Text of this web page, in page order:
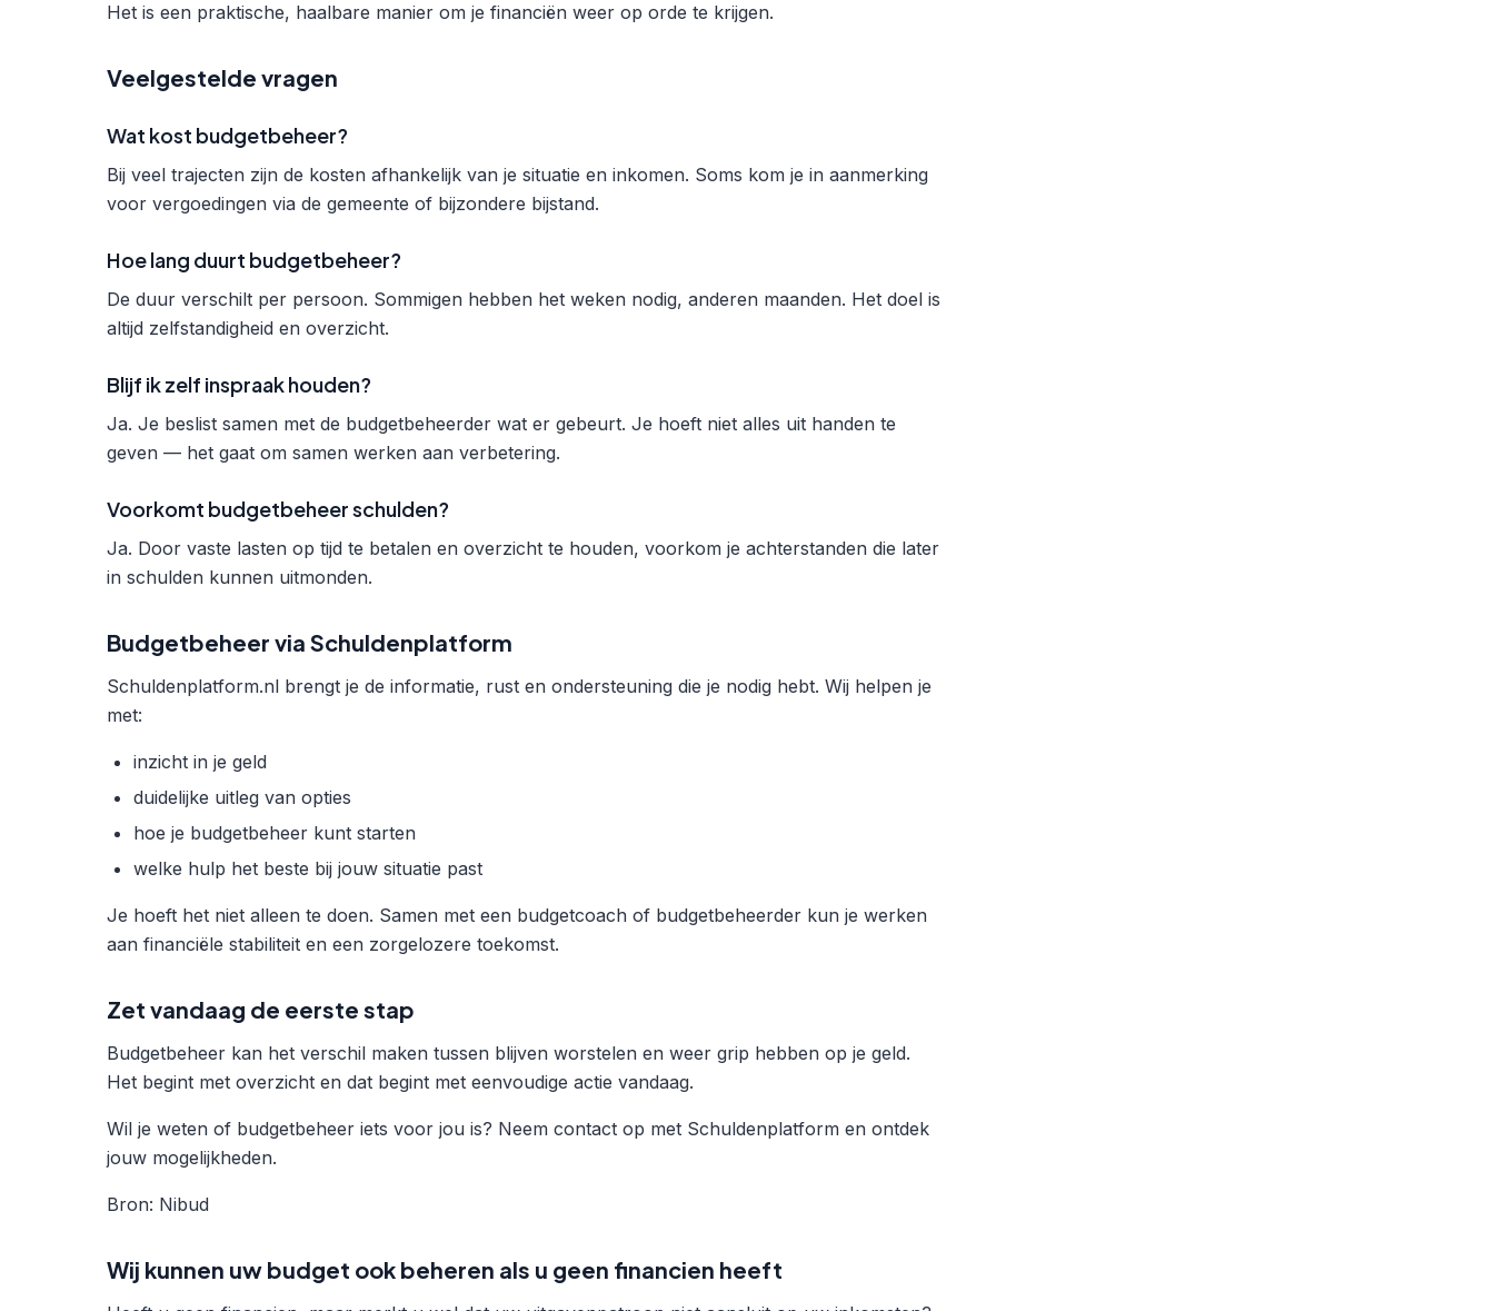
Het is een praktische, haalbare manier om je financiën weer op orde te krijgen.
Veelgestelde vragen
Wat kost budgetbeheer?
Bij veel trajecten zijn de kosten afhankelijk van je situatie en inkomen. Soms kom je in aanmerking
voor vergoedingen via de gemeente of bijzondere bijstand.
Hoe lang duurt budgetbeheer?
De duur verschilt per persoon. Sommigen hebben het weken nodig, anderen maanden. Het doel is
altijd zelfstandigheid en overzicht.
Blijf ik zelf inspraak houden?
Ja. Je beslist samen met de budgetbeheerder wat er gebeurt. Je hoeft niet alles uit handen te
geven — het gaat om samen werken aan verbetering.
Voorkomt budgetbeheer schulden?
Ja. Door vaste lasten op tijd te betalen en overzicht te houden, voorkom je achterstanden die later
in schulden kunnen uitmonden.
Budgetbeheer via Schuldenplatform
Schuldenplatform.nl brengt je de informatie, rust en ondersteuning die je nodig hebt. Wij helpen je
met:
inzicht in je geld
duidelijke uitleg van opties
hoe je budgetbeheer kunt starten
welke hulp het beste bij jouw situatie past
Je hoeft het niet alleen te doen. Samen met een budgetcoach of budgetbeheerder kun je werken
aan financiële stabiliteit en een zorgelozere toekomst.
Zet vandaag de eerste stap
Budgetbeheer kan het verschil maken tussen blijven worstelen en weer grip hebben op je geld.
Het begint met overzicht en dat begint met eenvoudige actie vandaag.
Wil je weten of budgetbeheer iets voor jou is? Neem contact op met Schuldenplatform en ontdek
jouw mogelijkheden.
Bron: Nibud
Wij kunnen uw budget ook beheren als u geen financien heeft